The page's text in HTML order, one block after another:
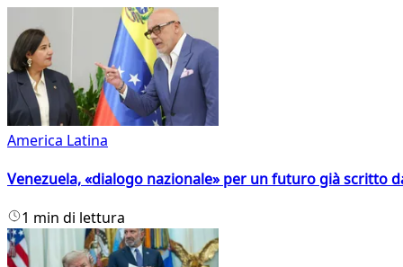
America Latina
Venezuela, «dialogo nazionale» per un futuro già scritto
1 min di lettura